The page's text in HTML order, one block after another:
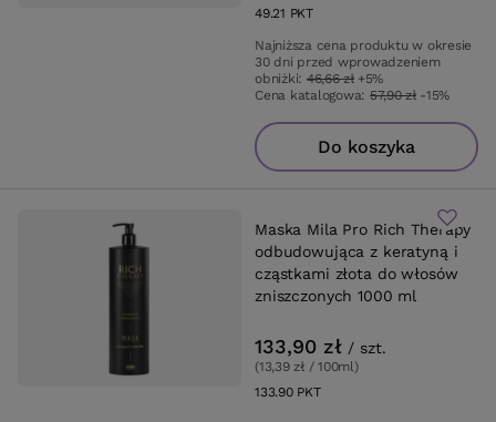
49.21 PKTpunktów
Najniższa cena produktu w okresie
30 dni przed wprowadzeniem
obniżki: 46,66 zł +5%
Cena katalogowa: 57,90 zł -15%
Do koszyka
Maska Mila Pro Rich Therapy
odbudowująca z keratyną i
cząstkami złota do włosów
zniszczonych 1000 ml
133,90 zł / szt.
(13,39 zł / 100ml)
133.90PKTpunktów